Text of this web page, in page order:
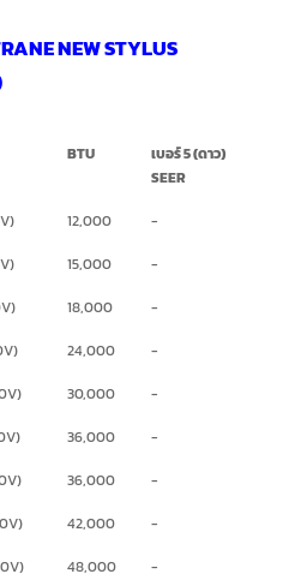
NEW STYLUS
BTU
เบอร์ 5 (ดาว)
SEER
12,000
-
15,000
-
18,000
-
24,000
-
30,000
-
36,000
-
36,000
-
42,000
-
48,000
-